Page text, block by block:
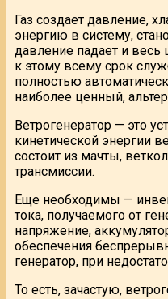
Газ создает давление,
энергию в систему,
давление падает и весь
к этому всему срок
полностью
наиболее ценный,
Ветрогенератор — это
кинетической энергии
состоит из мачты,
трансмиссии.
Еще необходимы —
тока, получаемого от
напряжение,
обеспечения
генератор, при
То есть, зачастую,